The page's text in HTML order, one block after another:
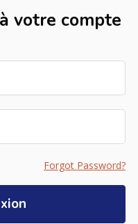
votre compte
Forgot Password?